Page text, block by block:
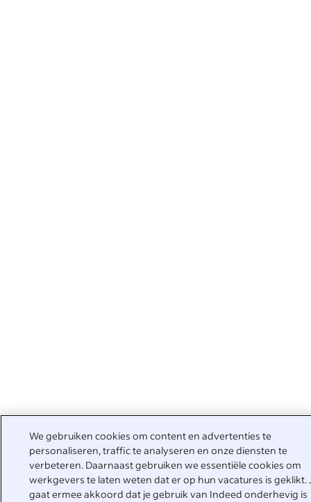
We gebruiken cookies om content en advertenties te
personaliseren, traffic te analyseren en onze diensten te
verbeteren. Daarnaast gebruiken we essentiële cookies om
werkgevers te laten weten dat er op hun vacatures is geklikt.
gaat ermee akkoord dat je gebruik van Indeed onderhevig is